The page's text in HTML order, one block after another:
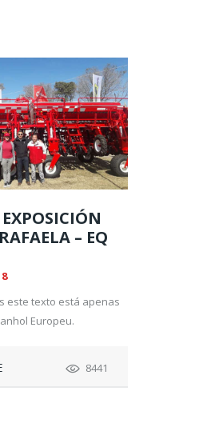
– EQ
este texto está apenas
Europeu.
8441